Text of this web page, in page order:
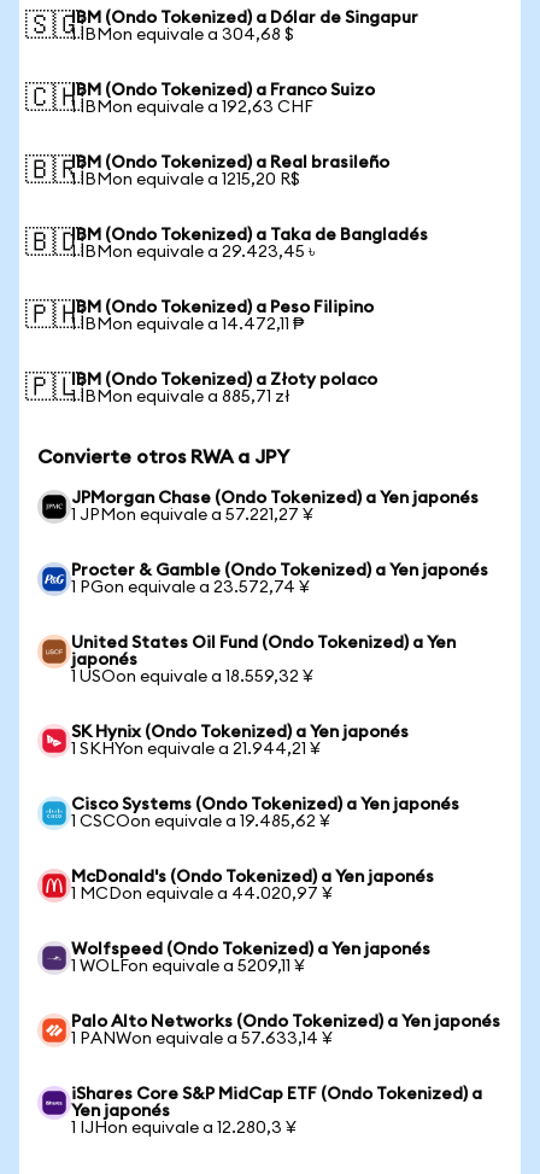
🇸🇬IBM (Ondo Tokenized) a Dólar de Singapur
1 IBMon equivale a 304,68 $
🇨🇭IBM (Ondo Tokenized) a Franco Suizo
1 IBMon equivale a 192,63 CHF
🇧🇷IBM (Ondo Tokenized) a Real brasileño
1 IBMon equivale a 1215,20 R$
🇧🇩IBM (Ondo Tokenized) a Taka de Bangladés
1 IBMon equivale a 29.423,45 ৳
🇵🇭IBM (Ondo Tokenized) a Peso Filipino
1 IBMon equivale a 14.472,11 ₱
🇵🇱IBM (Ondo Tokenized) a Złoty polaco
1 IBMon equivale a 885,71 zł
Convierte otros RWA a JPY
JPMorgan Chase (Ondo Tokenized) a Yen japonés
1 JPMon equivale a 57.221,27 ¥
Procter & Gamble (Ondo Tokenized) a Yen japonés
1 PGon equivale a 23.572,74 ¥
United States Oil Fund (Ondo Tokenized) a Yen
japonés
1 USOon equivale a 18.559,32 ¥
SK Hynix (Ondo Tokenized) a Yen japonés
1 SKHYon equivale a 21.944,21 ¥
Cisco Systems (Ondo Tokenized) a Yen japonés
1 CSCOon equivale a 19.485,62 ¥
McDonald's (Ondo Tokenized) a Yen japonés
1 MCDon equivale a 44.020,97 ¥
Wolfspeed (Ondo Tokenized) a Yen japonés
1 WOLFon equivale a 5209,11 ¥
Palo Alto Networks (Ondo Tokenized) a Yen japonés
1 PANWon equivale a 57.633,14 ¥
iShares Core S&P MidCap ETF (Ondo Tokenized) a
Yen japonés
1 IJHon equivale a 12.280,3 ¥